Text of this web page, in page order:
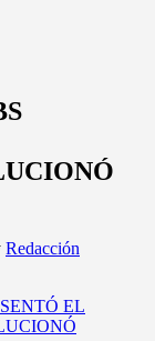
Redacción